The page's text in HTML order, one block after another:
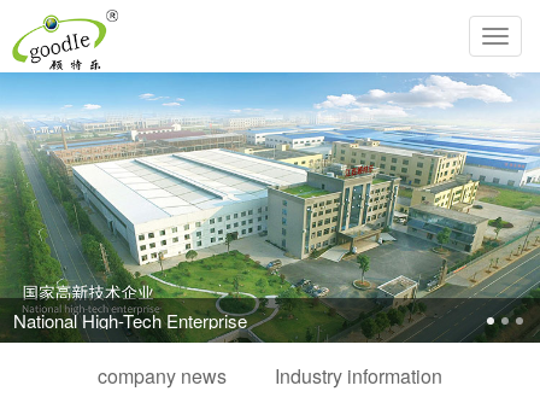
Enterprise
company news Industry information